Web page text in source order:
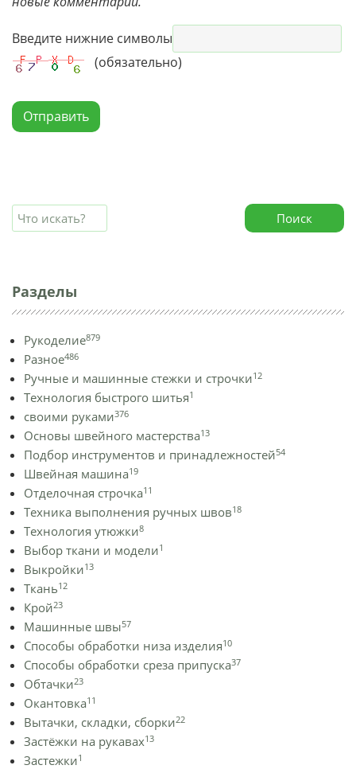
Введите нижние символы
(обязательно)
Отправить
Поиск
Разделы
Рукоделие879
Разное486
Ручные и машинные стежки и строчки12
Технология быстрого шитья1
своими руками376
Основы швейного мастерства13
Подбор инструментов и принадлежностей54
Швейная машина19
Отделочная строчка11
Техника выполнения ручных швов18
Технология утюжки8
Выбор ткани и модели1
Выкройки13
Ткань12
Крой23
Машинные швы57
Способы обработки низа изделия10
Способы обработки среза припуска37
Обтачки23
Окантовка11
Вытачки, складки, сборки22
Застёжки на рукавах13
Застежки1